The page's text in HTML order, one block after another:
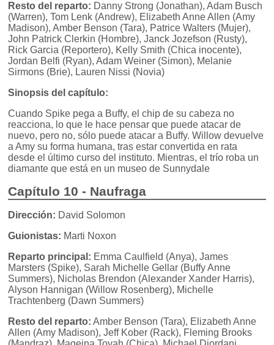
Resto del reparto: Danny Strong (Jonathan), Adam Busch
(Warren), Tom Lenk (Andrew), Elizabeth Anne Allen (Amy
Madison), Amber Benson (Tara), Patrice Walters (Mujer),
John Patrick Clerkin (Hombre), Janck Jozefson (Rusty),
Rick Garcia (Reportero), Kelly Smith (Chica inocente),
Jordan Belfi (Ryan), Adam Weiner (Simon), Melanie
Sirmons (Brie), Lauren Nissi (Novia)
Sinopsis del capítulo:
Cuando Spike pega a Buffy, el chip de su cabeza no
reacciona, lo que le hace pensar que puede atacar de
nuevo, pero no, sólo puede atacar a Buffy. Willow devuelve
a Amy su forma humana, tras estar convertida en rata
desde el último curso del instituto. Mientras, el trío roba un
diamante que está en un museo de Sunnydale
Capítulo 10 - Naufraga
Dirección: David Solomon
Guionistas: Marti Noxon
Reparto principal: Emma Caulfield (Anya), James
Marsters (Spike), Sarah Michelle Gellar (Buffy Anne
Summers), Nicholas Brendon (Alexander Xander Harris),
Alyson Hannigan (Willow Rosenberg), Michelle
Trachtenberg (Dawn Summers)
Resto del reparto: Amber Benson (Tara), Elizabeth Anne
Allen (Amy Madison), Jeff Kober (Rack), Fleming Brooks